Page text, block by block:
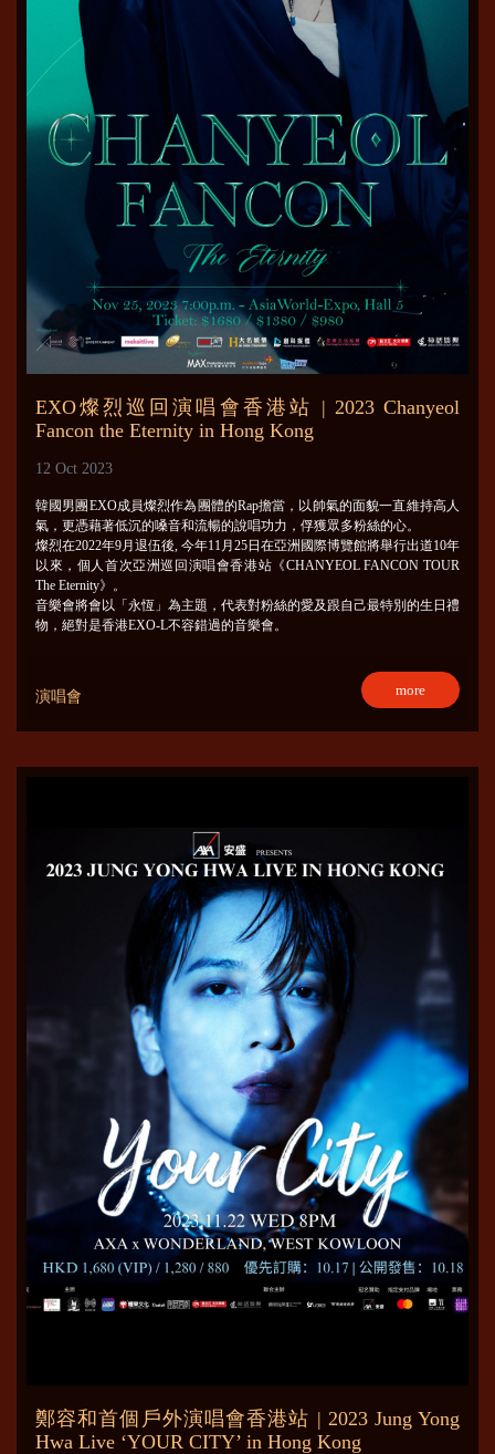
EXO燦烈巡回演唱會香港站 | 2023 Chanyeol
Fancon the Eternity in Hong Kong
12 Oct 2023
韓國男團EXO成員燦烈作為團體的Rap擔當，以帥氣的面貌一直維持高人
氣，更憑藉著低沉的嗓音和流暢的說唱功力，俘獲眾多粉絲的心。
燦烈在2022年9月退伍後, 今年11月25日在亞洲國際博覽館將舉行出道10年
以來，個人首次亞洲巡回演唱會香港站《CHANYEOL FANCON TOUR
The Eternity》。
音樂會將會以「永恆」為主題，代表對粉絲的愛及跟自己最特別的生日禮
物，絕對是香港EXO-L不容錯過的音樂會。
演唱會 more
鄭容和首個戶外演唱會香港站 | 2023 Jung Yong
Hwa Live ‘YOUR CITY’ in Hong Kong